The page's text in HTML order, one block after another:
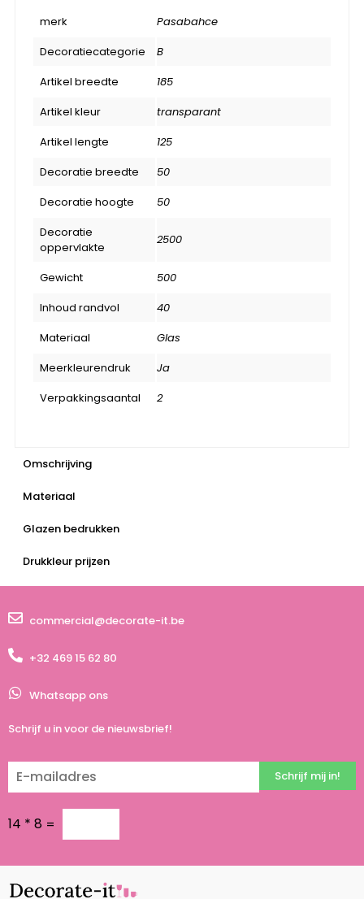
merk
Pasabahce
Decoratiecategorie
B
Artikel breedte
185
Artikel kleur
transparant
Artikel lengte
125
Decoratie breedte
50
Decoratie hoogte
50
Decoratie
oppervlakte
2500
Gewicht
500
Inhoud randvol
40
Materiaal
Glas
Meerkleurendruk
Ja
Verpakkingsaantal
2
Omschrijving
Materiaal
Glazen bedrukken
Drukkleur prijzen
commercial@decorate-it.be
+32 469 15 62 80
Whatsapp ons
Schrijf u in voor de nieuwsbrief!
14 * 8 =
Schrijf mij in!